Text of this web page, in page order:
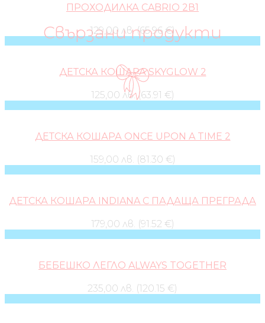
Свързани продукти
ПРОХОДИЛКА CABRIO 2В1
129,00 лв. (65.96 €)
ДЕТСКА КОШАРА SKYGLOW 2
125,00 лв. (63.91 €)
ДЕТСКА КОШАРА ONCE UPON A TIME 2
159,00 лв. (81.30 €)
ДЕТСКА КОШАРА INDIANA С ПАДАЩА ПРЕГРАДА
179,00 лв. (91.52 €)
БЕБЕШКО ЛЕГЛО ALWAYS TOGETHER
235,00 лв. (120.15 €)